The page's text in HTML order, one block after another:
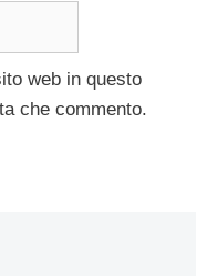
web in questo
che commento.